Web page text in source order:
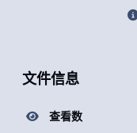
文件信息
查看数